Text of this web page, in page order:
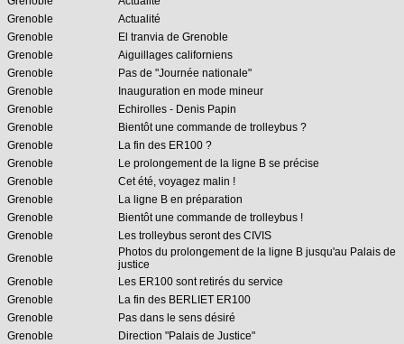
Grenoble
Actualité
Grenoble
El tranvia de Grenoble
Grenoble
Aiguillages californiens
Grenoble
Pas de "Journée nationale"
Grenoble
Inauguration en mode mineur
Grenoble
Echirolles - Denis Papin
Grenoble
Bientôt une commande de trolleybus ?
Grenoble
La fin des ER100 ?
Grenoble
Le prolongement de la ligne B se précise
Grenoble
Cet été, voyagez malin !
Grenoble
La ligne B en préparation
Grenoble
Bientôt une commande de trolleybus !
Grenoble
Les trolleybus seront des CIVIS
Grenoble
Photos du prolongement de la ligne B jusqu'au Palais de
justice
Grenoble
Les ER100 sont retirés du service
Grenoble
La fin des BERLIET ER100
Grenoble
Pas dans le sens désiré
Grenoble
Direction "Palais de Justice"